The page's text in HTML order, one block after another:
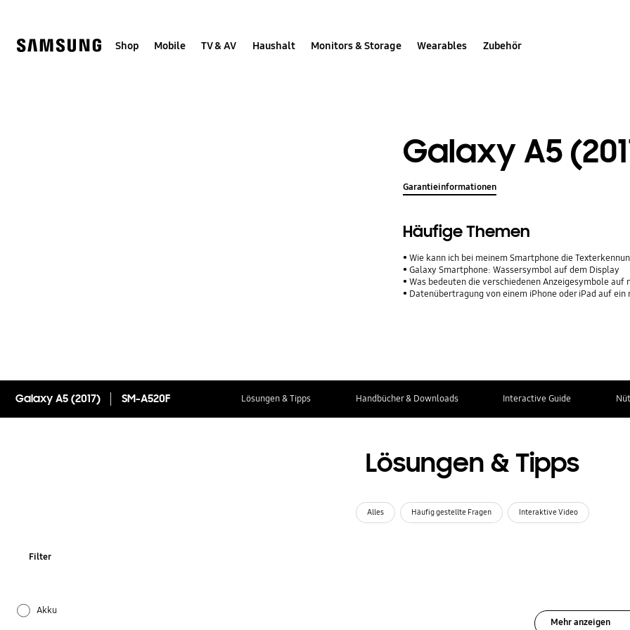
Shop Mobile TV & AV Haushalt Monitors & Storage Wearables Zubehör
Galaxy A5
Garantieinformationen
Häufige Themen
Wie kann ich bei meinem Smartphone die
Galaxy Smartphone: Wassersymbol auf dem Display
Was bedeuten die verschiedenen Anzeigesymbole auf
Datenübertragung von einem iPhone oder iPad auf
Galaxy A5 (2017) SM-A520F Lösungen & Tipps Handbücher & Downloads Interactive Guide
Lösungen & Tipps
Alles Häufig gestellte Fragen Interaktive Video
Filter
Akku
Mehr anzeigen